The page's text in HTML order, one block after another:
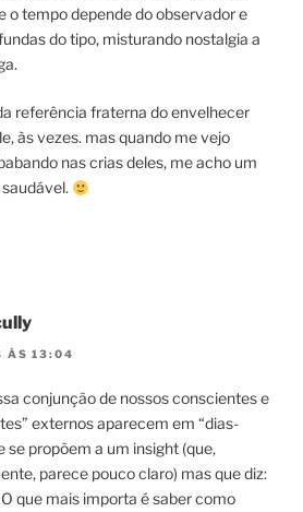
o tempo depende do observador e
do tipo, misturando nostalgia a
referência fraterna do envelhecer
às vezes. mas quando me vejo
nas crias deles, me acho um
ÀS 13:04
conjunção de nossos conscientes e
externos aparecem em “dias-
se propõem a um insight (que,
parece pouco claro) mas que diz:
O que mais importa é saber como